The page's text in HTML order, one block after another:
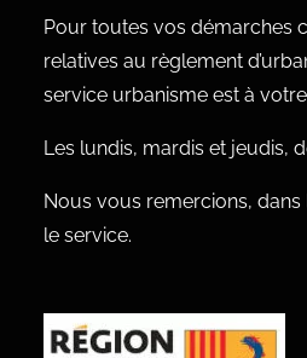
Pour toutes vos démarches
relatives au règlement
service urbanisme est à
Les lundis, mardis et jeudis,
Nous vous remercions,
le service.